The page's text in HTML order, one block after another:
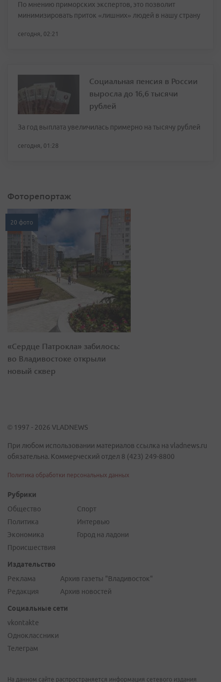
По мнению приморских экспертов, это позволит
минимизировать приток «лишних» людей в нашу страну
сегодня, 02:21
Социальная пенсия в России
выросла до 16,6 тысячи
рублей
За год выплата увеличилась примерно на тысячу рублей
сегодня, 01:28
Фоторепортаж
20 фото
«Сердце Патрокла» забилось:
во Владивостоке открыли
новый сквер
© 1997 - 2026 VLADNEWS
При любом использовании материалов ссылка на vladnews.ru
обязательна. Коммерческий отдел 8 (423) 249-8800
Политика обработки персональных данных
Рубрики
Общество
Политика
Экономика
Происшествия
Спорт
Интервью
Город на ладони
Издательство
Реклама
Редакция
Архив газеты "Владивосток"
Архив новостей
Социальные сети
vkontakte
Одноклассники
Телеграм
На данном сайте распространяется информация сетевого издания